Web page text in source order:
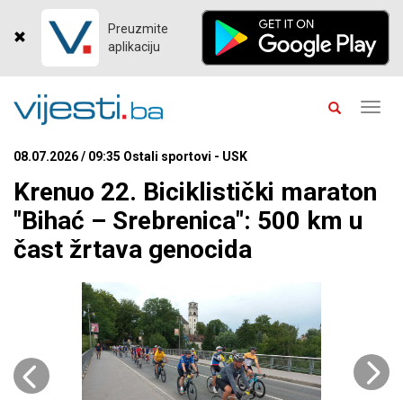
Preuzmite
aplikaciju
08.07.2026 / 09:35 Ostali sportovi - USK
Krenuo 22. Biciklistički maraton
"Bihać – Srebrenica": 500 km u
čast žrtava genocida